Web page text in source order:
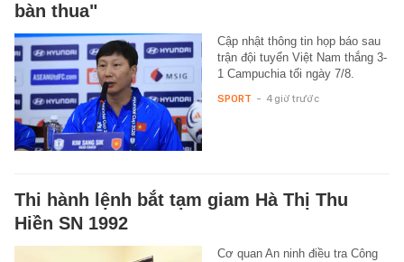
bàn thua"
Cập nhật thông tin họp báo sau
trận đội tuyển Việt Nam thắng 3-
1 Campuchia tối ngày 7/8.
SPORT - 4 giờ trước
Thi hành lệnh bắt tạm giam Hà Thị Thu
Hiền SN 1992
Cơ quan An ninh điều tra Công